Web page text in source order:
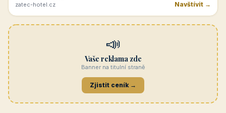
zatec-hotel.cz Navštívit →
📣
Vaše reklama zde
Banner na titulní straně
Zjistit ceník →